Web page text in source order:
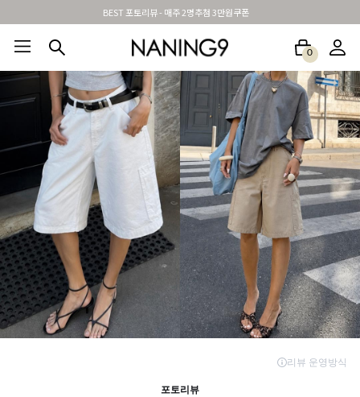
신규가입시 무료배송 + 2천원할인쿠폰
0
BEST100🤍 NEW5% 베스트재진행 아울렛 하객&모임룩